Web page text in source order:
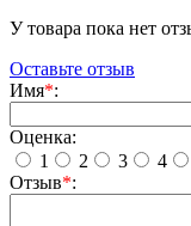
У товара пока нет
Оставьте отзыв
Имя*:
Оценка:
1
2 3 4
Отзыв*: